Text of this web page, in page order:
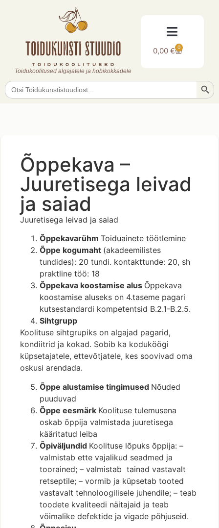
Toidukoolitused algajatele ja hobikokkadele
0,00€ 0
Search
for:
Õppekava –
Juuretisega leivad
ja saiad
Juuretisega leivad ja saiad
Õppekavarühm Toiduainete töötlemine
Õppe kogumaht (akadeemilistes
tundides): 20 tundi. kontakttunde: 20, sh
praktline töö: 18
Õppekava koostamise alus Õppekava
koostamise aluseks on 4.taseme pagari
kutsestandardi kompetentsid B.2.1-B.2.5.
Sihtgrupp
Koolituse sihtgrupiks on algajad pagarid,
kondiitrid ja kokad. Sobib ka koduköögi
küpsetajatele, ettevõtjatele, kes soovivad oma
oskusi arendada.
Õppe alustamise tingimused Nõuded
puuduvad
Õppe eesmärk Koolituse tulemusena
oskab õppija valmistada juuretisega
kääritatud leiba
Õpiväljundid Koolituse lõpuks õppija: –
valmistab ette vajalikud seadmed ja
toorained; – valmistab tainad vastavalt
retseptile; – vormib ja küpsetab tooted
vastavalt tehnoloogilisele juhendile; – teab
toodete kvaliteedi näitajaid ja teab
võimalike defektide ja vigade põhjuseid.